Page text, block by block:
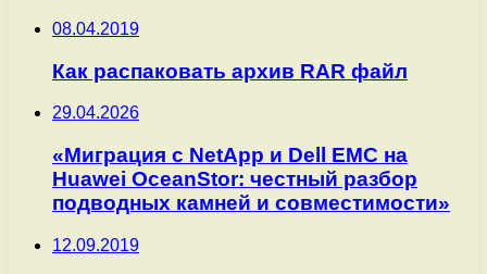
08.04.2019
Как распаковать архив RAR файл
29.04.2026
«Миграция с NetApp и Dell EMC на
Huawei OceanStor: честный разбор
подводных камней и совместимости»
12.09.2019